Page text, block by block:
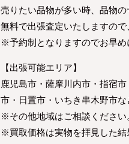
売りたい品物が多い時、品物
無料で出張査定いたしますので
※予約制となりますのでお早め
【出張可能エリア】
鹿児島市・薩摩川内市・指宿
市・日置市・いちき串木野市
※その他地域はご相談ください
※買取価格は実物を拝見した結